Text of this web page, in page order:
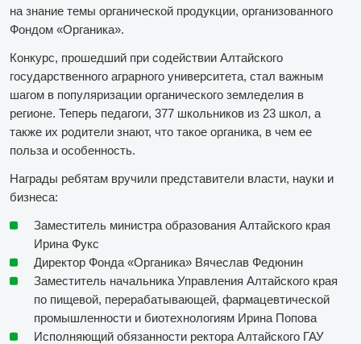
на знание темы органической продукции, организованного
Фондом «Органика».
Конкурс, прошедший при содействии Алтайского
государственного аграрного университета, стал важным
шагом в популяризации органического земледелия в
регионе. Теперь педагоги, 377 школьников из 23 школ, а
также их родители знают, что такое органика, в чем ее
польза и особенность.
Награды ребятам вручили представители власти, науки и
бизнеса:
Заместитель министра образования Алтайского края
Ирина Фукс
Директор Фонда «Органика» Вячеслав Федюнин
Заместитель начальника Управления Алтайского края
по пищевой, перерабатывающей, фармацевтической
промышленности и биотехнологиям Ирина Попова
Исполняющий обязанности ректора Алтайского ГАУ